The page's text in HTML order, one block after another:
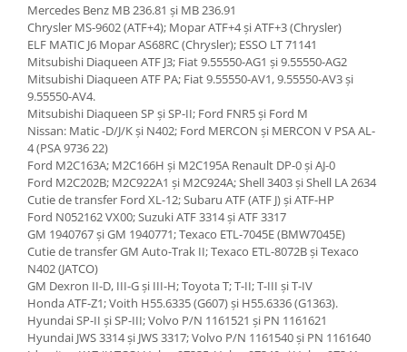
Mercedes Benz MB 236.81 și MB 236.91
Chrysler MS-9602 (ATF+4); Mopar ATF+4 și ATF+3 (Chrysler)
ELF MATIC J6 Mopar AS68RC (Chrysler); ESSO LT 71141
Mitsubishi Diaqueen ATF J3; Fiat 9.55550-AG1 și 9.55550-AG2
Mitsubishi Diaqueen ATF PA; Fiat 9.55550-AV1, 9.55550-AV3 și
9.55550-AV4.
Mitsubishi Diaqueen SP și SP-II; Ford FNR5 și Ford M
Nissan: Matic -D/J/K și N402; Ford MERCON și MERCON V PSA AL-
4 (PSA 9736 22)
Ford M2C163A; M2C166H și M2C195A Renault DP-0 și AJ-0
Ford M2C202B; M2C922A1 și M2C924A; Shell 3403 și Shell LA 2634
Cutie de transfer Ford XL-12; Subaru ATF (ATF J) și ATF-HP
Ford N052162 VX00; Suzuki ATF 3314 și ATF 3317
GM 1940767 și GM 1940771; Texaco ETL-7045E (BMW7045E)
Cutie de transfer GM Auto-Trak II; Texaco ETL-8072B și Texaco
N402 (JATCO)
GM Dexron II-D, III-G și III-H; Toyota T; T-II; T-III și T-IV
Honda ATF-Z1; Voith H55.6335 (G607) și H55.6336 (G1363).
Hyundai SP-II și SP-III; Volvo P/N 1161521 și PN 1161621
Hyundai JWS 3314 și JWS 3317; Volvo P/N 1161540 și PN 1161640